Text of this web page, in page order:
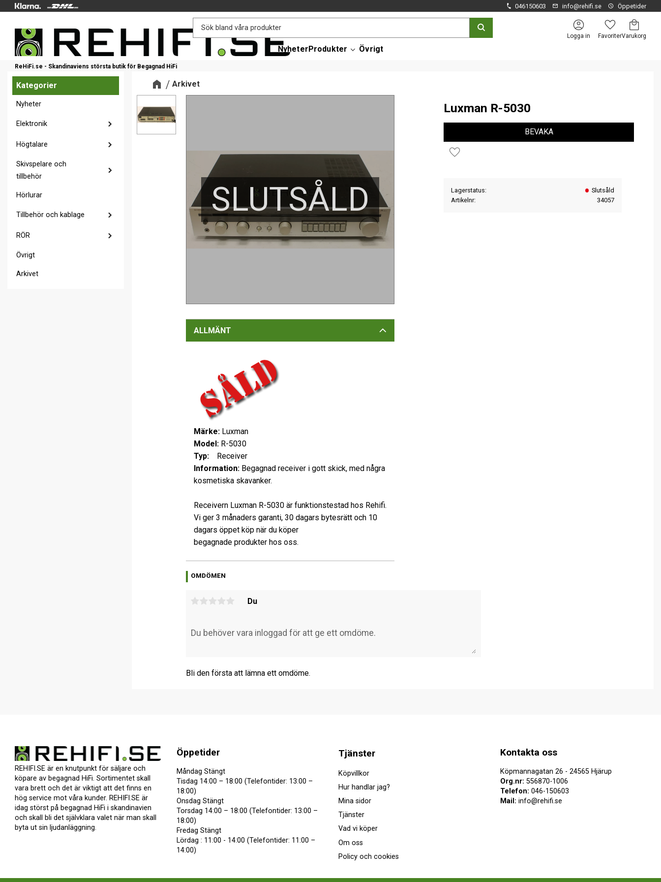
046150603 info@rehifi.se Öppetider
ReHiFi.se - Skandinaviens största butik för Begagnad HiFi
Logga in
Favoriter
Kundvagn
NyheterProdukter Övrigt
Arkivet
Luxman R-5030
SLUTSÅLD
Lägg till i favoriter
BEVAKA
Lagerstatus
Slutsåld
Artikelnr
34057
ALLMÄNT
Märke:Luxman
Model:R-5030
Typ:Receiver
Information:Begagnad receiver i gott skick, med några
kosmetiska skavanker.
Receivern Luxman R-5030 är funktionstestad hos Rehifi.
Vi ger 3 månaders garanti, 30 dagars bytesrätt och 10
dagars öppet köp när du köper
begagnade produkter hos oss.
OMDÖMEN
Du
Bli den första att lämna ett omdöme.
Kategorier
Nyheter
Elektronik
Högtalare
Skivspelare och
tillbehör
Hörlurar
Tillbehör och kablage
RÖR
Övrigt
Arkivet
REHIFI.SE är en knutpunkt för säljare och
köpare av begagnad HiFi. Sortimentet skall
vara brett och det är viktigt att det finns en
hög service mot våra kunder. REHIFI.SE är
idag störst på begagnad HiFi i skandinavien
och skall bli det självklara valet när man skall
byta ut sin ljudanläggning.
Öppetider
Måndag Stängt
Tisdag 14:00 – 18:00 (Telefontider: 13:00 –
18:00)
Onsdag Stängt
Torsdag 14:00 – 18:00 (Telefontider: 13:00 –
18:00)
Fredag Stängt
Lördag : 11:00 - 14:00 (Telefontider: 11:00 –
14:00)
Kontakta oss
Köpmannagatan 26 - 24565 Hjärup
Org.nr: 556870-1006
Telefon: 046-150603
Mail: info@rehifi.se
Tjänster
Köpvillkor
Hur handlar jag?
Mina sidor
Tjänster
Vad vi köper
Om oss
Policy och cookies